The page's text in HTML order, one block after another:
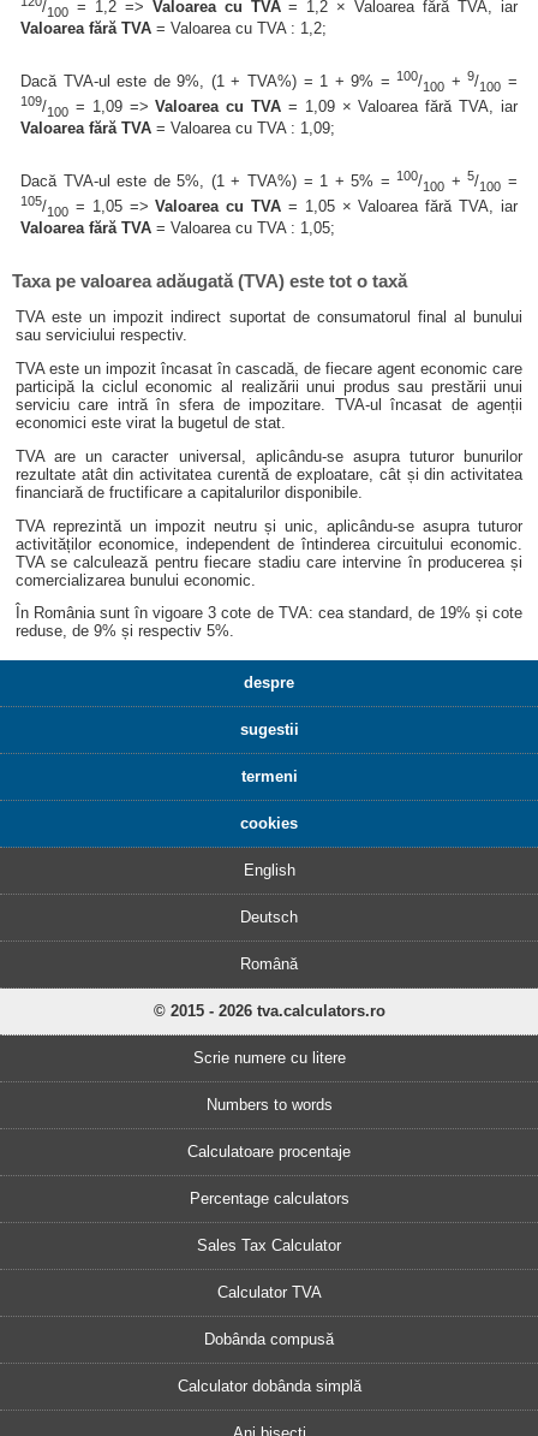
/100 = 1,2 => Valoarea cu TVA= 1,2 × Valoarea fără TVA, iar
Valoarea fără TVA = Valoarea cu TVA : 1,2;
Dacă TVA-ul este de 9%, (1 + TVA%) = 1 + 9% =100/100 +9/100 =
109/100 = 1,09 =>Valoarea cu TVA = 1,09 × Valoarea fără TVA, iar
Valoarea fără TVA = Valoarea cu TVA : 1,09;
Dacă TVA-ul este de 5%, (1 + TVA%) = 1 + 5% =100/100 +5/100 =
105/100 = 1,05 =>Valoarea cu TVA = 1,05 × Valoarea fără TVA, iar
Valoarea fără TVA = Valoarea cu TVA : 1,05;
Taxa pe valoarea adăugată (TVA) este tot o taxă
TVA este un impozit indirect suportat de consumatorul final al bunului
sau serviciului respectiv.
TVA este un impozit încasat în cascadă, de fiecare agent economic care
participă la ciclul economic al realizării unui produs sau prestării unui
serviciu care intră în sfera de impozitare. TVA-ul încasat de agenții
economici este virat la bugetul de stat.
TVA are un caracter universal, aplicându-se asupra tuturor bunurilor
rezultate atât din activitatea curentă de exploatare, cât și din activitatea
financiară de fructificare a capitalurilor disponibile.
TVA reprezintă un impozit neutru și unic, aplicându-se asupra tuturor
activităților economice, independent de întinderea circuitului economic.
TVA se calculează pentru fiecare stadiu care intervine în producerea și
comercializarea bunului economic.
În România sunt în vigoare 3 cote de TVA: cea standard, de 19% și cote
reduse, de 9% și respectiv 5%.
despre
sugestii
termeni
cookies
English
Deutsch
Română
© 2015 - 2026 tva.calculators.ro
Scrie numere cu litere
Numbers to words
Calculatoare procentaje
Percentage calculators
Sales Tax Calculator
Calculator TVA
Dobânda compusă
Calculator dobânda simplă